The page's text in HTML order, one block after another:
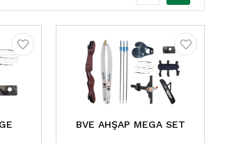
BVE AHŞAP MEGA SET